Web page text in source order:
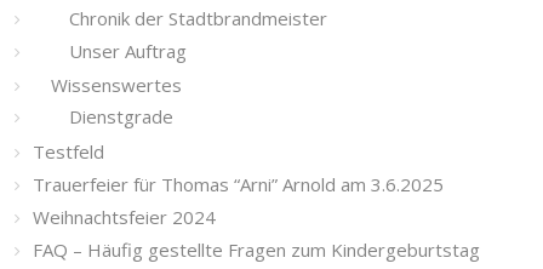
Chronik der Stadtbrandmeister
Unser Auftrag
Wissenswertes
Dienstgrade
Testfeld
Trauerfeier für Thomas “Arni” Arnold am 3.6.2025
Weihnachtsfeier 2024
FAQ – Häufig gestellte Fragen zum Kindergeburtstag